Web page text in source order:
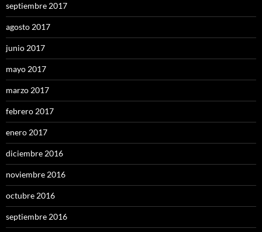
septiembre 2017
agosto 2017
junio 2017
mayo 2017
marzo 2017
febrero 2017
enero 2017
diciembre 2016
noviembre 2016
octubre 2016
septiembre 2016